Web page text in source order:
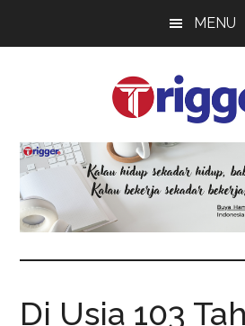
MENU
Trigger
Terkini
Di Usia 103